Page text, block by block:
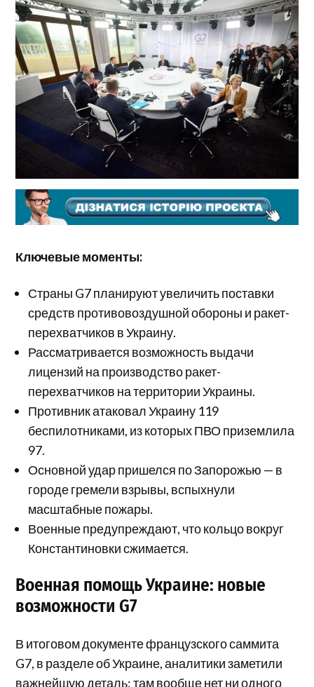
Ключевые моменты:
Страны G7 планируют увеличить поставки
средств противовоздушной обороны и ракет-
перехватчиков в Украину.
Рассматривается возможность выдачи
лицензий на производство ракет-
перехватчиков на территории Украины.
Противник атаковал Украину 119
беспилотниками, из которых ПВО приземлила
97.
Основной удар пришелся по Запорожью — в
городе гремели взрывы, вспыхнули
масштабные пожары.
Военные предупреждают, что кольцо вокруг
Константиновки сжимается.
Военная помощь Украине: новые
возможности G7
В итоговом документе французского саммита
G7, в разделе об Украине, аналитики заметили
важнейшую деталь: там вообще нет ни одного